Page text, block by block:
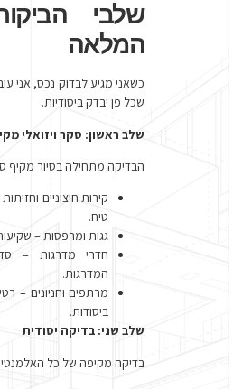
שלבי
המלאה
כשאני מגיע לבדוק נכס, אני
שכל פן יבדק ביסודיות.
שלב ראשון: סקר ויזואלי
הבדיקה מתחילה בסיור מקיף
קירות חיצוניים
טיח.
גגות ומרפסות –
חדרי מדרגות –
המדרגות.
מרתפים וחניונים –
ביסודות.
שלב שני: בדיקה יסודית
בדיקה מקיפה של כל